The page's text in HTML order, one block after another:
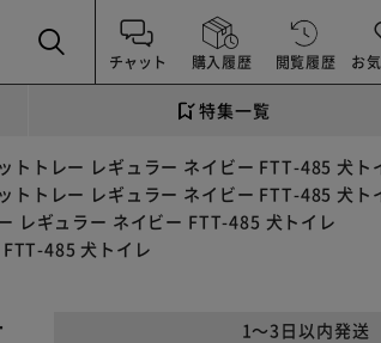
チャット 購入履歴 閲覧履歴 お
特集一覧
トトレー レギュラー ネイビー FTT-485 犬ト
トトレー レギュラー ネイビー FTT-485 犬ト
レギュラー ネイビー FTT-485 犬トイレ
485 犬トイレ
1～3日以内発送